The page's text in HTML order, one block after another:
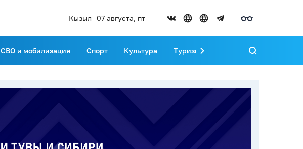
Кызыл 07 августа, пт
СВО и мобилизация Спорт Культура Туризм Развитие Тувы